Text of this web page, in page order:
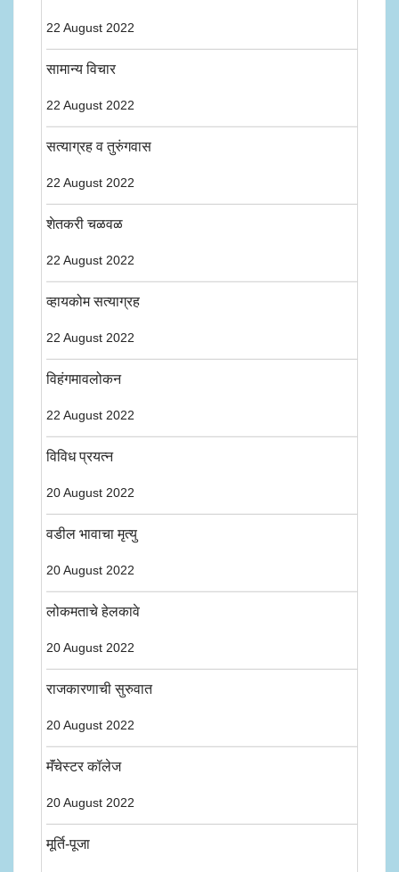
22 August 2022
सामान्य विचार
22 August 2022
सत्याग्रह व तुरुंगवास
22 August 2022
शेतकरी चळवळ
22 August 2022
व्हायकोम सत्याग्रह
22 August 2022
विहंगमावलोकन
22 August 2022
विविध प्रयत्न
20 August 2022
वडील भावाचा मृत्यु
20 August 2022
लोकमताचे हेलकावे
20 August 2022
राजकारणाची सुरुवात
20 August 2022
मॅंचेस्टर कॉलेज
20 August 2022
मूर्ति-पूजा